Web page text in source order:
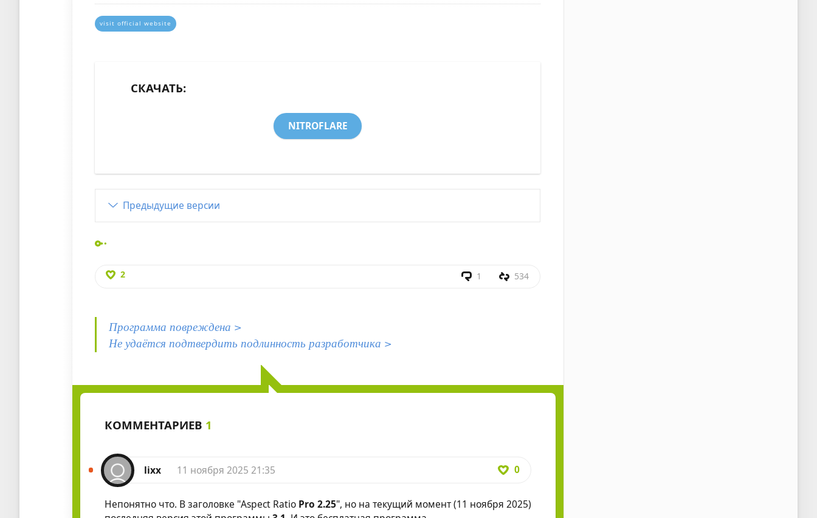
visit official website
СКАЧАТЬ:
NITROFLARE
Предыдущие версии
2 1 534
Программа повреждена >
Не удаётся подтвердить подлинность разработчика >
КОММЕНТАРИЕВ 1
lixx 11 ноября 2025 21:35 0
Непонятно что. В заголовке "Aspect Ratio Pro 2.25", но на текущий момент (11 ноября 2025)